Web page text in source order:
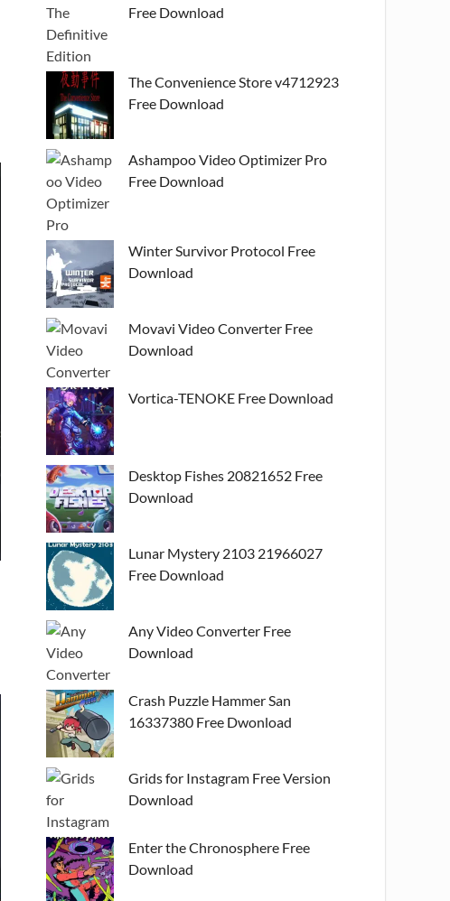
Free Download
The Convenience Store v4712923
Free Download
Ashampoo Video Optimizer Pro
Free Download
Winter Survivor Protocol Free
Download
Movavi Video Converter Free
Download
Vortica-TENOKE Free Download
Desktop Fishes 20821652 Free
Download
Lunar Mystery 2103 21966027
Free Download
Any Video Converter Free
Download
Crash Puzzle Hammer San
16337380 Free Dwonload
Grids for Instagram Free Version
Download
Enter the Chronosphere Free
Download